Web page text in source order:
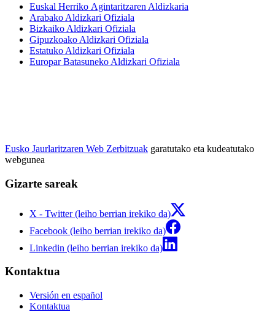
Euskal Herriko Agintaritzaren Aldizkaria
Arabako Aldizkari Ofiziala
Bizkaiko Aldizkari Ofiziala
Gipuzkoako Aldizkari Ofiziala
Estatuko Aldizkari Ofiziala
Europar Batasuneko Aldizkari Ofiziala
Eusko Jaurlaritzaren Web Zerbitzuak garatutako eta kudeatutako
webgunea
Gizarte sareak
X - Twitter (leiho berrian irekiko da)
Facebook (leiho berrian irekiko da)
Linkedin (leiho berrian irekiko da)
Kontaktua
Versión en español
Kontaktua